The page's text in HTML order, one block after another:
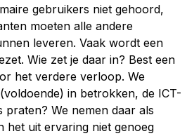
gebruikers niet gehoord,
moeten alle andere
leveren. Vaak wordt een
Wie zet je daar in? Best een
het verdere verloop. We
in betrokken, de ICT-
We nemen daar als
uit ervaring niet genoeg